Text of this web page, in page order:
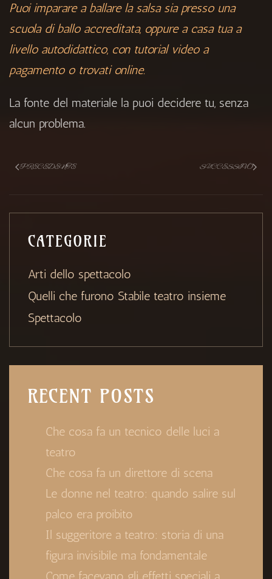
Puoi imparare a ballare la salsa sia presso una
scuola di ballo accreditata, oppure a casa tua a
livello autodidattico, con tutorial video a
pagamento o trovati online.
La fonte del materiale la puoi decidere tu, senza
alcun problema.
PRECEDENTE SUCCESSIVO
CATEGORIE
Arti dello spettacolo
Quelli che furono Stabile teatro insieme
Spettacolo
RECENT POSTS
Che cosa fa un tecnico delle luci a
teatro
Che cosa fa un direttore di scena
Le donne nel teatro: quando salire sul
palco era proibito
Il suggeritore a teatro: storia di una
figura invisibile ma fondamentale
Come facevano gli effetti speciali a